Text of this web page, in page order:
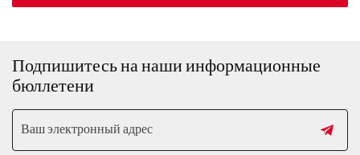
Подпишитесь на наши информационные
бюллетени